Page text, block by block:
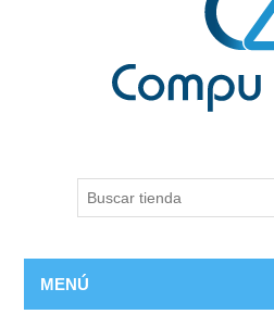
MENÚ